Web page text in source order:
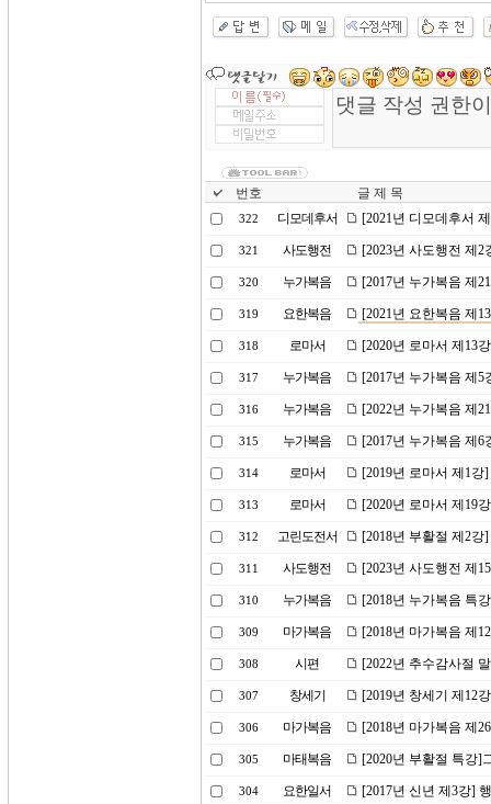
번호 글 제 목
322 디모데후서 [2021년 디모데후서
321 사도행전 [2023년 사도행전 제
320 누가복음 [2017년 누가복음 제
319 요한복음 [2021년 요한복음 제
318 로마서 [2020년 로마서 제13
317 누가복음 [2017년 누가복음 제
316 누가복음 [2022년 누가복음 제
315 누가복음 [2017년 누가복음 제
314 로마서 [2019년 로마서 제1
313 로마서 [2020년 로마서 제19
312 고린도전서 [2018년 부활절 제2
311 사도행전 [2023년 사도행전 제
310 누가복음 [2018년 누가복음 특
309 마가복음 [2018년 마가복음 제
308 시편 [2022년 추수감사절
307 창세기 [2019년 창세기 제12
306 마가복음 [2018년 마가복음 제
305 마태복음 [2020년 부활절 특강]
304 요한일서 [2017년 신년 제3강]